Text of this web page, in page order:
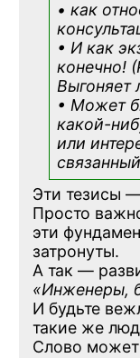
• как
• И как
конечно!
Выгоняет
• Может
какой-
или
Эти тезисы
Просто
эти
затронуты.
А так —
«Инженеры,
И будьте
такие же
Слово может